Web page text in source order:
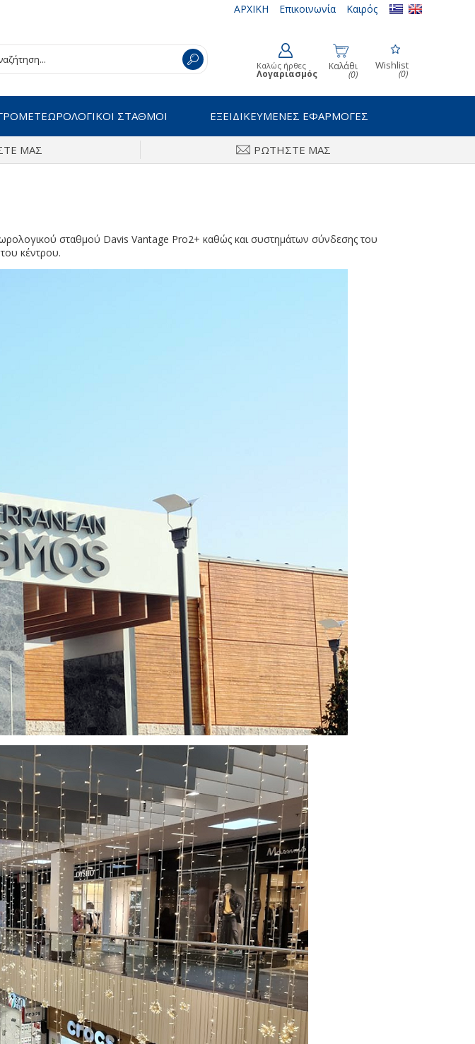
ΑΡΧΙΚΗ Επικοινωνία Καιρός
Καλώς ήρθες
Λογαριασμός
Καλάθι
(0)
Wishlist
(0)
ΣΤΑΘΜΟΙ ΕΞΕΙΔΙΚΕΥΜΕΝΕΣ ΕΦΑΡΜΟΓΕΣ
ΜΑΣ ΡΩΤΗΣΤΕ ΜΑΣ
σταθμού Davis Vantage Pro2+ καθώς και συστημάτων σύνδεσης του
του κέντρου.